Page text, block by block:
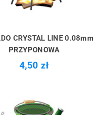
CRYSTAL LINE
PRZYPONOWA
4,50 zł